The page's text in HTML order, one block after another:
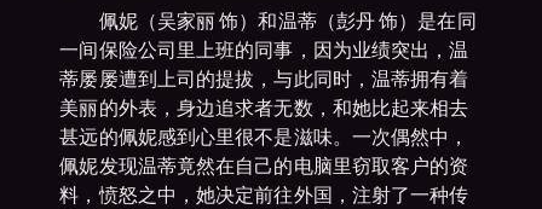
佩妮（吴家丽 饰）和温蒂（彭丹 饰）是在同
一间保险公司里上班的同事，因为业绩突出，温
蒂屡屡遭到上司的提拔，与此同时，温蒂拥有着
美丽的外表，身边追求者无数，和她比起来相去
甚远的佩妮感到心里很不是滋味。一次偶然中，
佩妮发现温蒂竟然在自己的电脑里窃取客户的资
料，愤怒之中，她决定前往外国，注射了一种传